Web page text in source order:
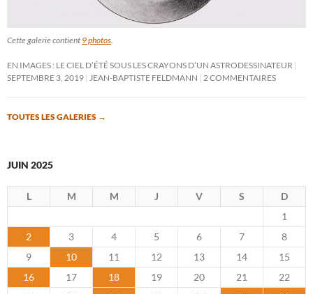
Cette galerie contient 9 photos.
EN IMAGES : LE CIEL D’ÉTÉ SOUS LES CRAYONS D’UN ASTRODESSINATEUR
SEPTEMBRE 3, 2019 JEAN-BAPTISTE FELDMANN 2 COMMENTAIRES
TOUTES LES GALERIES →
JUIN 2025
L M M J V S
D
1
2
3 4 5 6 7
8
9
10 11 12 13 14
15
16
17 18 19 20 21
22